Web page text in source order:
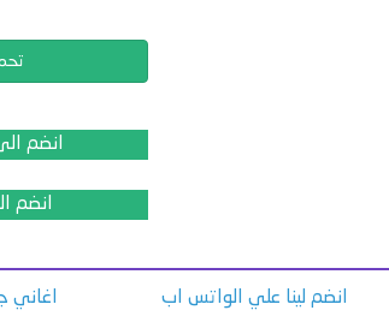
انضم
انضم
انضم لينا علي الواتس اب اغاني